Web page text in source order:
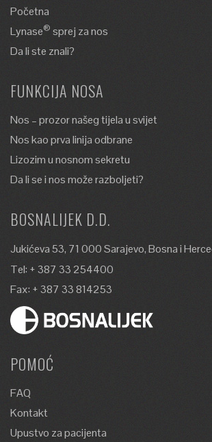
Početna
Lynase® sprej za nos
Da li ste znali?
FUNKCIJA NOSA
Nos – prozor našeg tijela u svijet
Nos kao prva linija odbrane
Lizozim u nosnom sekretu
Da li se i nos može razboljeti?
BOSNALIJEK D.D.
Jukićeva 53, 71 000 Sarajevo, Bosna i
Tel: + 387 33 254400
Fax: + 387 33 814253
POMOĆ
FAQ
Kontakt
Upustvo za pacijenta